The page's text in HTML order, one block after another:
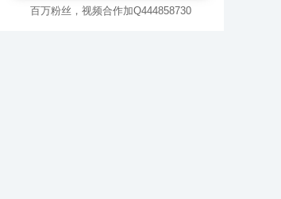
百万粉丝，视频合作加Q444858730